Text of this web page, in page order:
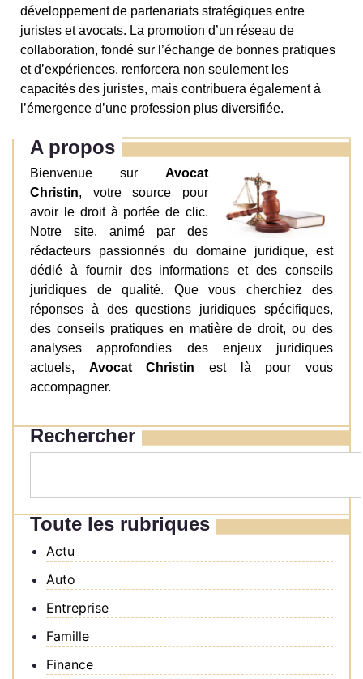
développement de partenariats stratégiques entre
juristes et avocats. La promotion d’un réseau de
collaboration, fondé sur l’échange de bonnes pratiques
et d’expériences, renforcera non seulement les
capacités des juristes, mais contribuera également à
l’émergence d’une profession plus diversifiée.
A propos
Bienvenue sur Avocat
Christin, votre source pour
avoir le droit à portée de clic.
Notre site, animé par des
rédacteurs passionnés du domaine juridique, est
dédié à fournir des informations et des conseils
juridiques de qualité. Que vous cherchiez des
réponses à des questions juridiques spécifiques,
des conseils pratiques en matière de droit, ou des
analyses approfondies des enjeux juridiques
actuels, Avocat Christin est là pour vous
accompagner.
Rechercher
Toute les rubriques
Actu
Auto
Entreprise
Famille
Finance